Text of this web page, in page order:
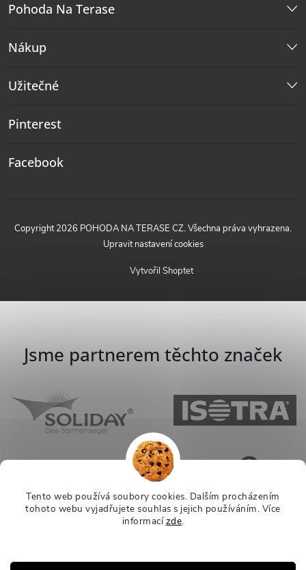
Tento web používá soubory cookies. Dalším procházením
tohoto webu vyjadřujete souhlas s jejich používáním. Více
informacízde.
Pohoda Na Terase
Nákup
Užitečné
Pinterest
Facebook
Vytvořil Shoptet
Copyright 2026 POHODA NA TERASE CZ. Všechna práva vyhrazena.
Upravit nastavení cookies
Jsme partnerem těchto značek